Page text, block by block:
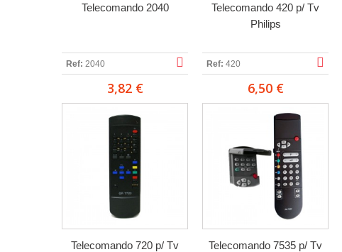
Telecomando 2040
Ref: 2040
3,82 €
Telecomando 420 p/ Tv
Philips
Ref: 420
6,50 €
Telecomando 720 p/ Tv
Telecomando 7535 p/ Tv